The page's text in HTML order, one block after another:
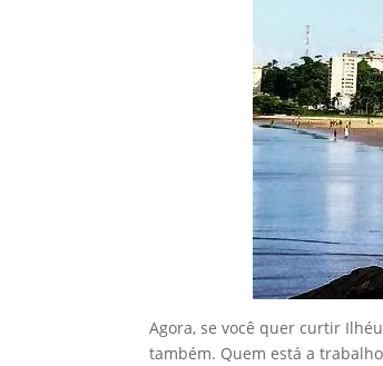
Agora, se você quer curtir
também. Quem está a